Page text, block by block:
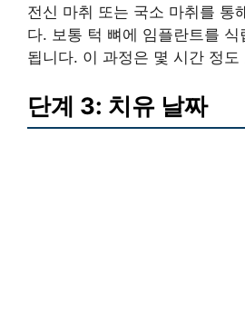
전신 마취 또는 국소 마취를 통
다. 보통 턱 뼈에 임플란트를 식
됩니다. 이 과정은 몇 시간 정도
단계 3: 치유 날짜